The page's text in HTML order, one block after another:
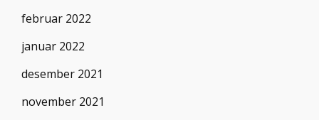
februar 2022
januar 2022
desember 2021
november 2021